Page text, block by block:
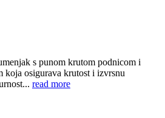
s punom krutom podnicom i
koja osigurava krutost i izvrsnu
read more